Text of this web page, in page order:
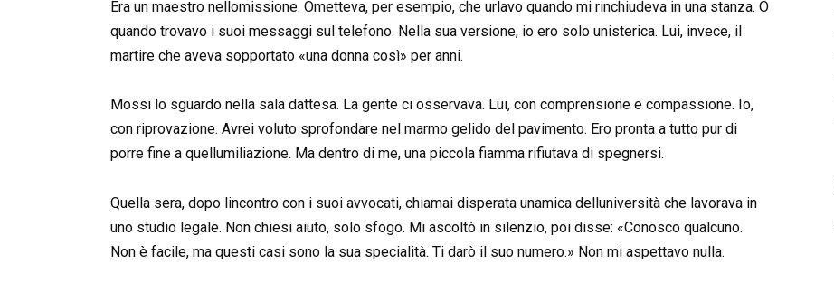
Era un maestro nellomissione. Ometteva, per esempio, che urlavo quando mi rinchiudeva in una stanza. O
quando trovavo i suoi messaggi sul telefono. Nella sua versione, io ero solo unisterica. Lui, invece, il
martire che aveva sopportato «una donna così» per anni.
Mossi lo sguardo nella sala dattesa. La gente ci osservava. Lui, con comprensione e compassione. Io,
con riprovazione. Avrei voluto sprofondare nel marmo gelido del pavimento. Ero pronta a tutto pur di
porre fine a quellumiliazione. Ma dentro di me, una piccola fiamma rifiutava di spegnersi.
Quella sera, dopo lincontro con i suoi avvocati, chiamai disperata unamica delluniversità che lavorava in
uno studio legale. Non chiesi aiuto, solo sfogo. Mi ascoltò in silenzio, poi disse: «Conosco qualcuno.
Non è facile, ma questi casi sono la sua specialità. Ti darò il suo numero.» Non mi aspettavo nulla.